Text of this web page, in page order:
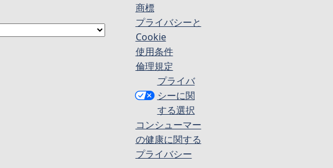
商標
プライバシーと
Cookie
使用条件
倫理規定
プライバ
シーに関
する選択
コンシューマー
の健康に関する
プライバシー